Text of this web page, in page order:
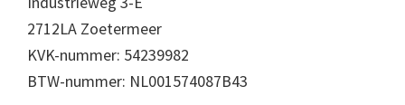
2712LA Zoetermeer
KVK-nummer: 54239982
BTW-nummer: NL001574087B43